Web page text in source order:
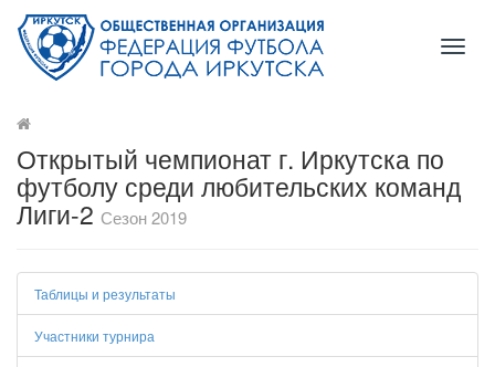
Открытый чемпионат г. Иркутска по
футболу среди любительских команд
Лиги-2 Сезон 2019
Таблицы и результаты
Участники турнира